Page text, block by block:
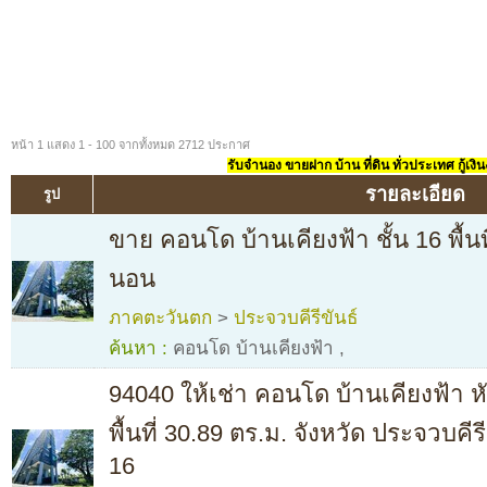
หน้า 1 แสดง 1 - 100 จากทั้งหมด 2712 ประกาศ
รับจำนอง ขายฝาก บ้าน ที่ดิน ทั่วประเทศ กู้เงิ
รูป รายละเอียด
ขาย คอนโด บ้านเคียงฟ้า ชั้น 16 พื้น
นอน
ภาคตะวันตก > ประจวบคีรีขันธ์
ค้นหา : คอนโด บ้านเคียงฟ้า ,
94040 ให้เช่า คอนโด บ้านเคียงฟ้า
พื้นที่ 30.89 ตร.ม. จังหวัด ประจวบ
16